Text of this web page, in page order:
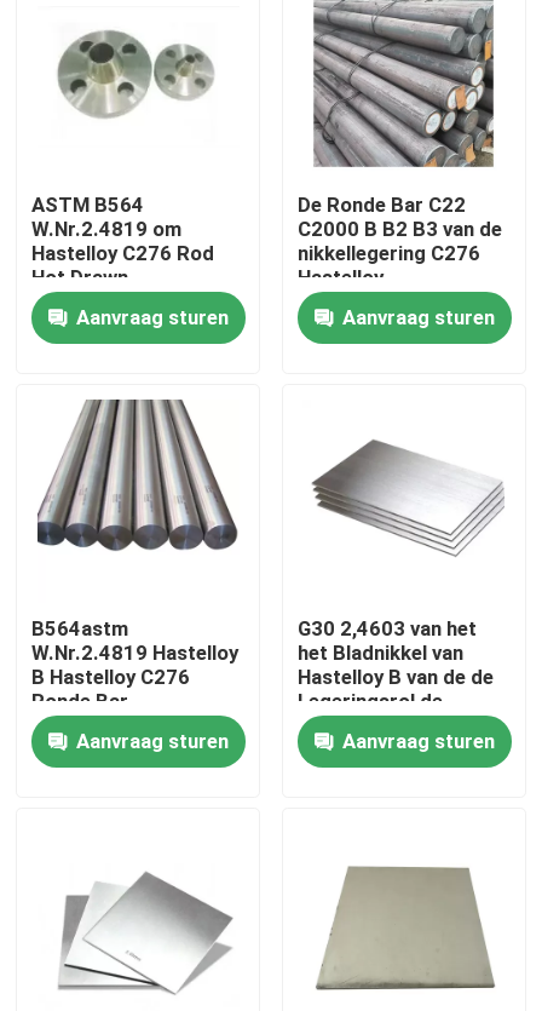
Huis
Ongeveer ons
Fabrieksreis
Contacteer ons
Inconel 600 Materiaal
Incoloy 800-materiaal
Inconel 718 Materiaal
ASTM B564
W.Nr.2.4819 om
Hastelloy C276 Rod
Hot Drawn
Aanvraag sturen
De Ronde Bar C22
C2000 B B2 B3 van de
nikkellegering C276
Hastelloy
Aanvraag sturen
B564astm
W.Nr.2.4819 Hastelloy
B Hastelloy C276
Ronde Bar
Aanvraag sturen
G30 2,4603 van het
het Bladnikkel van
Hastelloy B van de de
Legeringsrol de
Strook N10665
2,4617Aanvraag sturen